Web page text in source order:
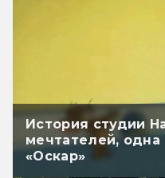
История студии
мечтателей,
«Оскар»